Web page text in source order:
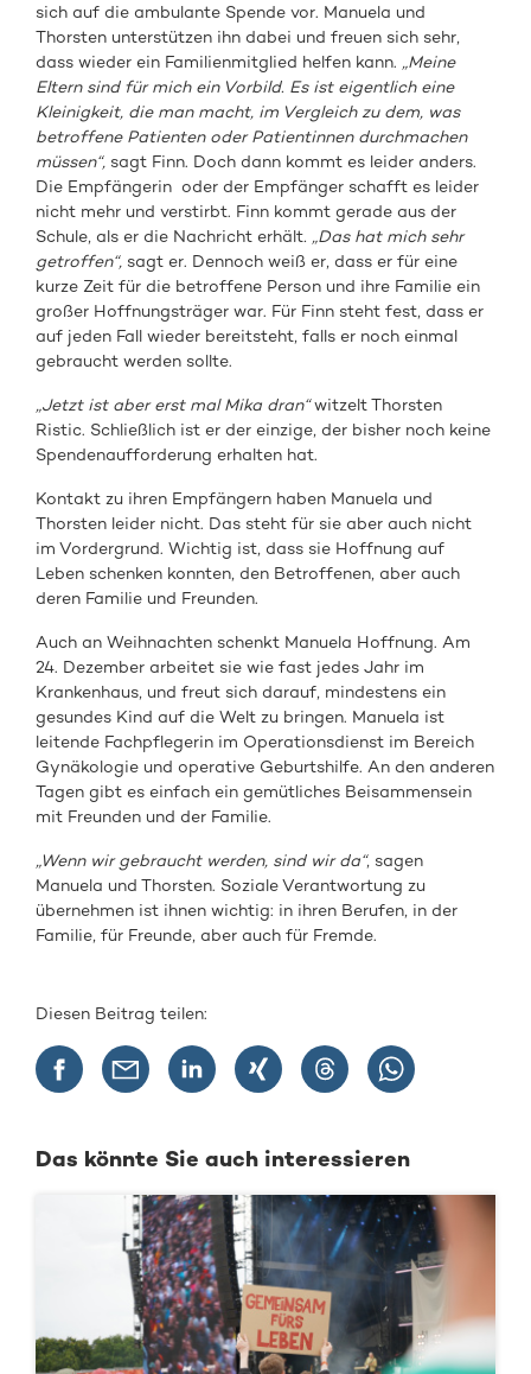
sich auf die ambulante Spende vor. Manuela und
Thorsten unterstützen ihn dabei und freuen sich sehr,
dass wieder ein Familienmitglied helfen kann. „Meine
Eltern sind für mich ein Vorbild. Es ist eigentlich eine
Kleinigkeit, die man macht, im Vergleich zu dem, was
betroffene Patienten oder Patientinnen durchmachen
müssen“, sagt Finn. Doch dann kommt es leider anders.
Die Empfängerin oder der Empfänger schafft es leider
nicht mehr und verstirbt. Finn kommt gerade aus der
Schule, als er die Nachricht erhält. „Das hat mich sehr
getroffen“, sagt er. Dennoch weiß er, dass er für eine
kurze Zeit für die betroffene Person und ihre Familie ein
großer Hoffnungsträger war. Für Finn steht fest, dass er
auf jeden Fall wieder bereitsteht, falls er noch einmal
gebraucht werden sollte.
„Jetzt ist aber erst mal Mika dran“witzelt Thorsten
Ristic. Schließlich ist er der einzige, der bisher noch keine
Spendenaufforderung erhalten hat.
Kontakt zu ihren Empfängern haben Manuela und
Thorsten leider nicht. Das steht für sie aber auch nicht
im Vordergrund. Wichtig ist, dass sie Hoffnung auf
Leben schenken konnten, den Betroffenen, aber auch
deren Familie und Freunden.
Auch an Weihnachten schenkt Manuela Hoffnung. Am
24. Dezember arbeitet sie wie fast jedes Jahr im
Krankenhaus, und freut sich darauf, mindestens ein
gesundes Kind auf die Welt zu bringen. Manuela ist
leitende Fachpflegerin im Operationsdienst im Bereich
Gynäkologie und operative Geburtshilfe. An den anderen
Tagen gibt es einfach ein gemütliches Beisammensein
mit Freunden und der Familie.
„Wenn wir gebraucht werden, sind wir da“, sagen
Manuela und Thorsten. Soziale Verantwortung zu
übernehmen ist ihnen wichtig: in ihren Berufen, in der
Familie, für Freunde, aber auch für Fremde.
Diesen Beitrag teilen:
Das könnte Sie auch interessieren